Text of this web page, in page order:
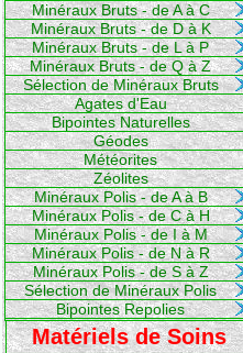
Minéraux Bruts - de A à C
Minéraux Bruts - de D à K
Minéraux Bruts - de L à P
Minéraux Bruts - de Q à Z
Sélection de Minéraux Bruts
Agates d'Eau
Bipointes Naturelles
Géodes
Météorites
Zéolites
Minéraux Polis - de A à B
Minéraux Polis - de C à H
Minéraux Polis - de I à M
Minéraux Polis - de N à R
Minéraux Polis - de S à Z
Sélection de Minéraux Polis
Bipointes Repolies
Matériels de Soins